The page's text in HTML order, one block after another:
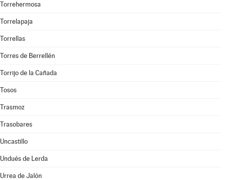
Torrehermosa
Torrelapaja
Torrellas
Torres de Berrellén
Torrijo de la Cañada
Tosos
Trasmoz
Trasobares
Uncastillo
Undués de Lerda
Urrea de Jalón